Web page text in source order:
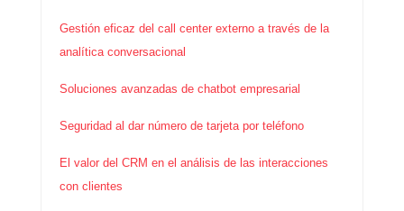
Gestión eficaz del call center externo a través de la
analítica conversacional
Soluciones avanzadas de chatbot empresarial
Seguridad al dar número de tarjeta por teléfono
El valor del CRM en el análisis de las interacciones
con clientes